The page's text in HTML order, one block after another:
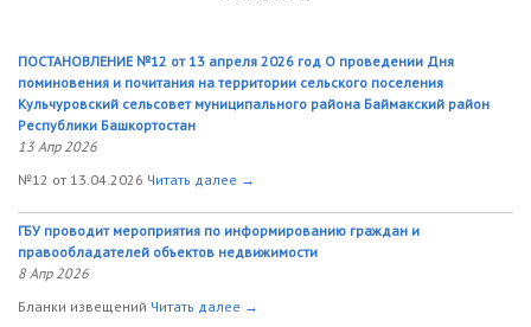
ПОСТАНОВЛЕНИЕ №12 от 13 апреля 2026 год О проведении Дня
поминовения и почитания на территории сельского поселения
Кульчуровский сельсовет муниципального района Баймакский район
Республики Башкортостан
13 Апр 2026
№12 от 13.04.2026 Читать далее →
ГБУ проводит мероприятия по информированию граждан и
правообладателей объектов недвижимости
8 Апр 2026
Бланки извещений Читать далее →